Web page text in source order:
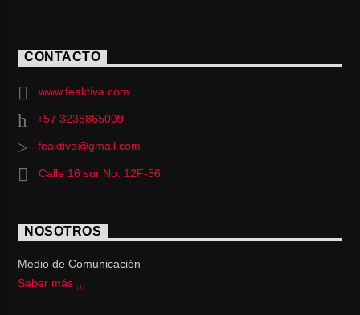
CONTACTO
www.feaktiva.com
+57 3238865009
feaktiva@gmail.com
Calle 16 sur No. 12F-56
NOSOTROS
Medio de Comunicación
Saber más